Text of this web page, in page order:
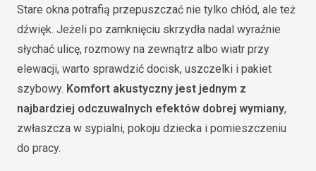
Stare okna potrafią przepuszczać nie tylko chłód, ale też
dźwięk. Jeżeli po zamknięciu skrzydła nadal wyraźnie
słychać ulicę, rozmowy na zewnątrz albo wiatr przy
elewacji, warto sprawdzić docisk, uszczelki i pakiet
szybowy. Komfort akustyczny jest jednym z
najbardziej odczuwalnych efektów dobrej wymiany,
zwłaszcza w sypialni, pokoju dziecka i pomieszczeniu
do pracy.